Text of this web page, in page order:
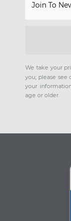
Join To
We take your
you; please see
your
age or older.